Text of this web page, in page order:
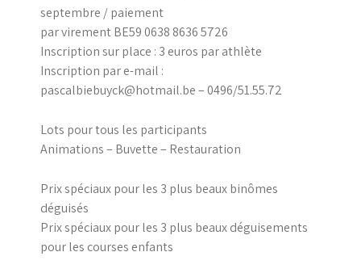
septembre / paiement
par virement BE59 0638 8636 5726
Inscription sur place : 3 euros par athlète
Inscription par e-mail :
pascalbiebuyck@hotmail.be – 0496/51.55.72
Lots pour tous les participants
Animations – Buvette – Restauration
Prix spéciaux pour les 3 plus beaux binômes
déguisés
Prix spéciaux pour les 3 plus beaux déguisements
pour les courses enfants